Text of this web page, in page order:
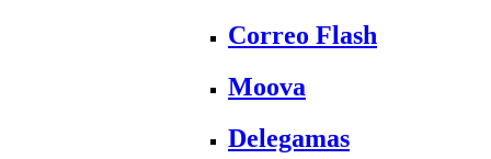
Correo Flash
Moova
Delegamas